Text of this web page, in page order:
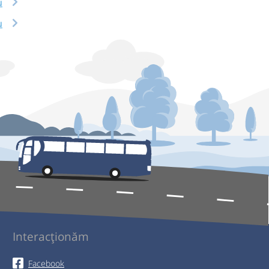
Interacționăm
Facebook